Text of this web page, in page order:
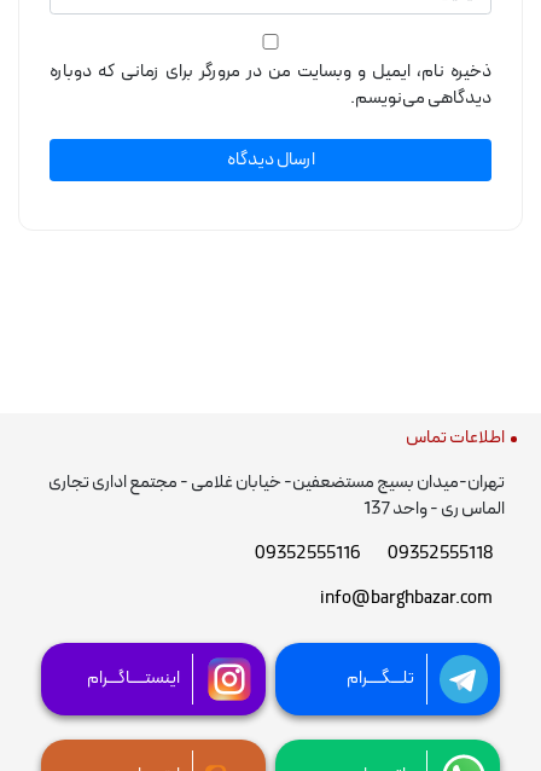
ذخیره نام، ایمیل و وبسایت من در مرورگر برای زمانی که دوباره
دیدگاهی می‌نویسم.
اطلاعات تماس
تهران-میدان بسیج مستضعفین- خیابان غلامی - مجتمع اداری تجاری
الماس ری - واحد 137
09352555118
09352555116
info@barghbazar.com
تلـــگــــرام اینستــــاگـــرام